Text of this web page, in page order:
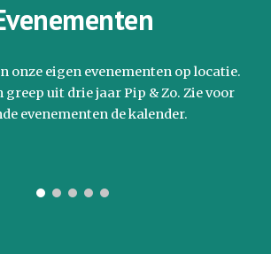
onze eigen evenementen op locatie.
greep uit drie jaar Pip & Zo. Zie voor
evenementen de kalender.